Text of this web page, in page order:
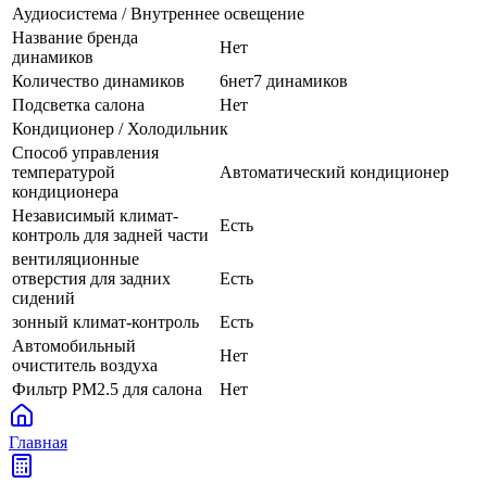
Аудиосистема / Внутреннее освещение
Название бренда
динамиков
Нет
Количество динамиков
6нет7 динамиков
Подсветка салона
Нет
Кондиционер / Холодильник
Способ управления
температурой
кондиционера
Автоматический кондиционер
Независимый климат-
контроль для задней части
Есть
вентиляционные
отверстия для задних
сидений
Есть
зонный климат-контроль
Есть
Автомобильный
очиститель воздуха
Нет
Фильтр PM2.5 для салона
Нет
Главная